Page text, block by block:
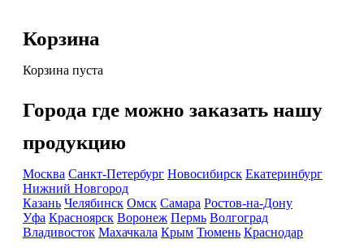
Корзина
Корзина пуста
Города где можно заказать нашу
продукцию
Москва Санкт-Петербург Новосибирск Екатеринбург
Нижний Новгород
Казань Челябинск Омск Самара Ростов-на-Дону
Уфа Красноярск Воронеж Пермь Волгоград
Владивосток Махачкала Крым Тюмень Краснодар